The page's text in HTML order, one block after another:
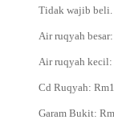
Tidak wajib beli.
Air ruqyah
Air ruqyah kecil:
Cd Ruqyah:
Garam Bukit: